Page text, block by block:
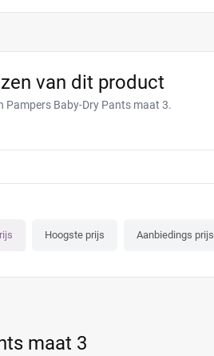
van dit product
Pampers Baby-Dry Pants maat 3.
Hoogste prijs Aanbiedings prijs
maat 3